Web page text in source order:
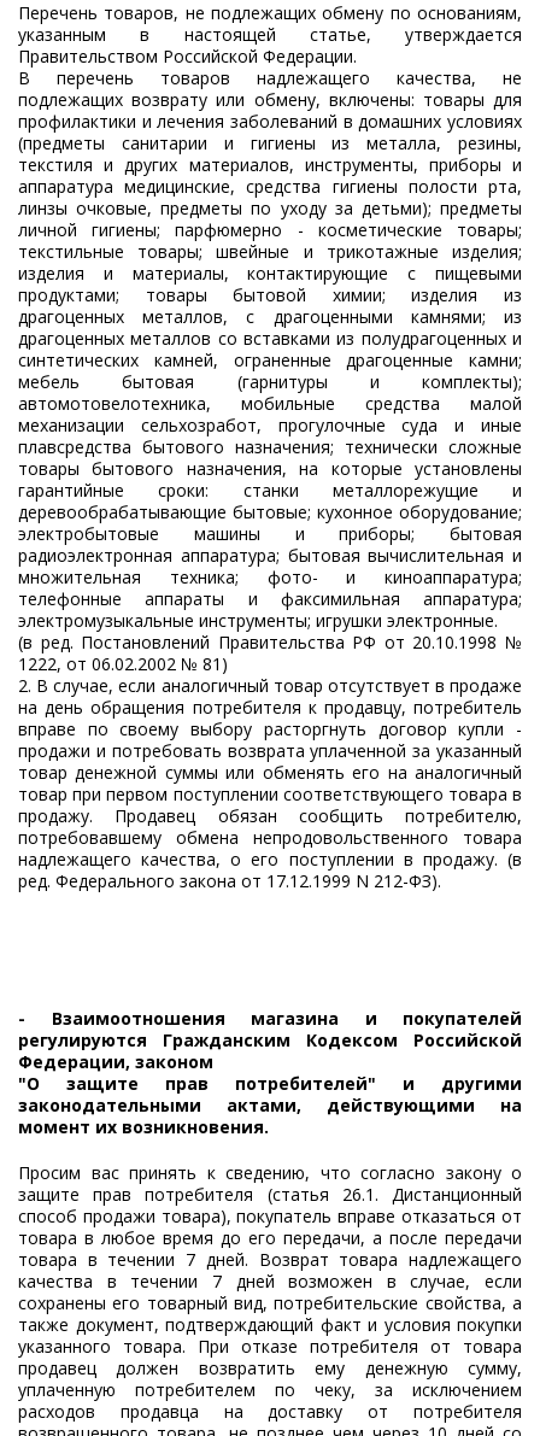
Перечень товаров, не подлежащих обмену по основаниям,
указанным в настоящей статье, утверждается
Правительством Российской Федерации.
В перечень товаров надлежащего качества, не
подлежащих возврату или обмену, включены: товары для
профилактики и лечения заболеваний в домашних условиях
(предметы санитарии и гигиены из металла, резины,
текстиля и других материалов, инструменты, приборы и
аппаратура медицинские, средства гигиены полости рта,
линзы очковые, предметы по уходу за детьми); предметы
личной гигиены; парфюмерно - косметические товары;
текстильные товары; швейные и трикотажные изделия;
изделия и материалы, контактирующие с пищевыми
продуктами; товары бытовой химии; изделия из
драгоценных металлов, с драгоценными камнями; из
драгоценных металлов со вставками из полудрагоценных и
синтетических камней, ограненные драгоценные камни;
мебель бытовая (гарнитуры и комплекты);
автомотовелотехника, мобильные средства малой
механизации сельхозработ, прогулочные суда и иные
плавсредства бытового назначения; технически сложные
товары бытового назначения, на которые установлены
гарантийные сроки: станки металлорежущие и
деревообрабатывающие бытовые; кухонное оборудование;
электробытовые машины и приборы; бытовая
радиоэлектронная аппаратура; бытовая вычислительная и
множительная техника; фото- и киноаппаратура;
телефонные аппараты и факсимильная аппаратура;
электромузыкальные инструменты; игрушки электронные.
(в ред. Постановлений Правительства РФ от 20.10.1998 №
1222, от 06.02.2002 № 81)
2. В случае, если аналогичный товар отсутствует в продаже
на день обращения потребителя к продавцу, потребитель
вправе по своему выбору расторгнуть договор купли -
продажи и потребовать возврата уплаченной за указанный
товар денежной суммы или обменять его на аналогичный
товар при первом поступлении соответствующего товара в
продажу. Продавец обязан сообщить потребителю,
потребовавшему обмена непродовольственного товара
надлежащего качества, о его поступлении в продажу. (в
ред. Федерального закона от 17.12.1999 N 212-ФЗ).
- Взаимоотношения магазина и покупателей
регулируются Гражданским Кодексом Российской
Федерации, законом
"О защите прав потребителей" и другими
законодательными актами, действующими на
момент их возникновения.
Просим вас принять к сведению, что согласно закону о
защите прав потребителя (статья 26.1. Дистанционный
способ продажи товара), покупатель вправе отказаться от
товара в любое время до его передачи, а после передачи
товара в течении 7 дней. Возврат товара надлежащего
качества в течении 7 дней возможен в случае, если
сохранены его товарный вид, потребительские свойства, а
также документ, подтверждающий факт и условия покупки
указанного товара. При отказе потребителя от товара
продавец должен возвратить ему денежную сумму,
уплаченную потребителем по чеку, за исключением
расходов продавца на доставку от потребителя